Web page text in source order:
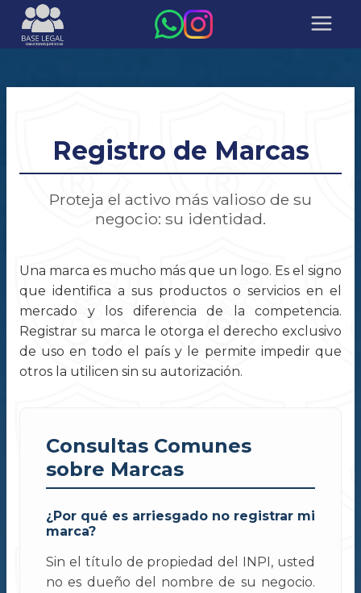
Registro de Marcas
Proteja el activo más valioso de su
negocio: su identidad.
Una marca es mucho más que un logo. Es el signo
que identifica a sus productos o servicios en el
mercado y los diferencia de la competencia.
Registrar su marca le otorga el derecho exclusivo
de uso en todo el país y le permite impedir que
otros la utilicen sin su autorización.
Consultas Comunes
sobre Marcas
¿Por qué es arriesgado no registrar mi
marca?
Sin el título de propiedad del INPI, usted
no es dueño del nombre de su negocio.